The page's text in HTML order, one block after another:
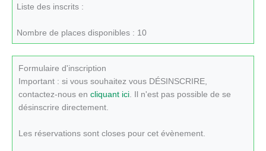
Liste des inscrits :
Nombre de places disponibles : 10
Formulaire d'inscription
Important : si vous souhaitez vous DÉSINSCRIRE,
contactez-nous en cliquant ici. Il n'est pas possible de se
désinscrire directement.
Les réservations sont closes pour cet évènement.